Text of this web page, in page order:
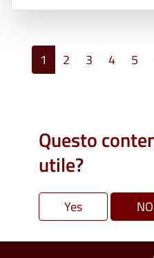
Paginazione
1 2 3 4 5
Questo
utile?